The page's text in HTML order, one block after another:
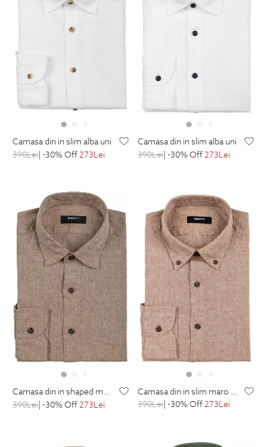
camasa din in slim alba uni
390Lei| -30% Off273Lei
camasa din in slim alba uni
390Lei| -30% Off273Lei
camasa din in shaped maro uni
390Lei| -30% Off273Lei
camasa din in slim maro uni
390Lei| -30% Off273Lei